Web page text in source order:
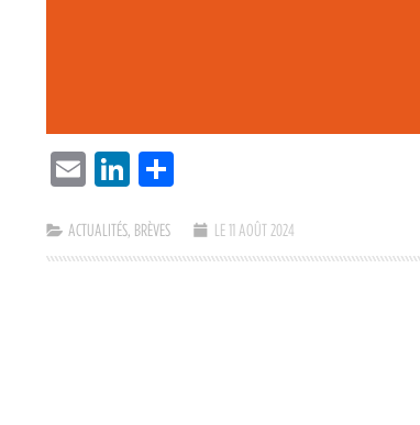
EMAIL LINKEDIN
ACTUALITÉS, BRÈVES LE 11 AOÛT 2024